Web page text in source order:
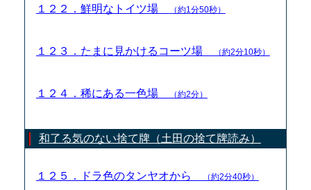
１２２．鮮明なトイツ場 （約1分50秒）
１２３．たまに見かけるコーツ場 （約2分10秒）
１２４．稀にある一色場 （約2分）
和了る気のない捨て牌（土田の捨て牌読み）
１２５．ドラ色のタンヤオから （約2分40秒）